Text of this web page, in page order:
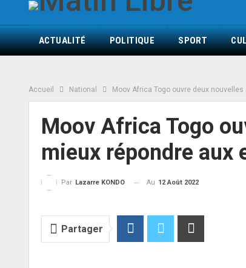
ACTUALITÉ POLITIQUE SPORT
Accueil National Moov Africa Togo ouvre deux
Moov Africa Togo
mieux répondre aux
Par Lazarre KONDO Au 12 Août 2022
Partager